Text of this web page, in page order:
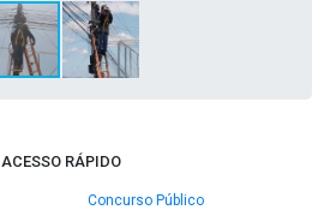
ACESSO RÁPIDO
Concurso Público